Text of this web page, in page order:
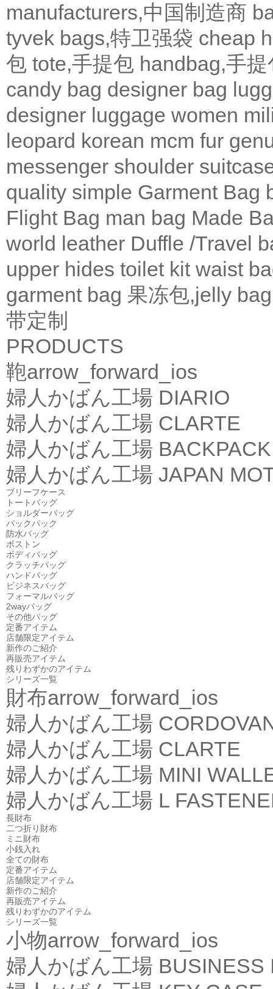
manufacturers,中国制造商
tyvek bags,特卫强袋 cheap
包 tote,手提包 handbag,手提
candy bag designer bag
designer luggage women
leopard korean mcm fur
messenger shoulder
quality simple Garment Bag
Flight Bag man bag Made
world leather Duffle /Travel
upper hides toilet kit waist
garment bag 果冻包,jelly bag
带定制
PRODUCTS
鞄arrow_forward_ios
婦人かばん工場 DIARIO
婦人かばん工場 CLARTE
婦人かばん工場 BACKPACK
婦人かばん工場 JAPAN
ブリーフケース
トートバッグ
ショルダーバッグ
バックパック
防水バッグ
ボストン
ボディバッグ
クラッチバッグ
ハンドバッグ
ビジネスバッグ
フォーマルバッグ
2wayバッグ
その他バッグ
定番アイテム
店舗限定アイテム
新作のご紹介
再販売アイテム
残りわずかのアイテム
シリーズ一覧
財布arrow_forward_ios
婦人かばん工場
婦人かばん工場 CLARTE
婦人かばん工場 MINI
婦人かばん工場 L
長財布
二つ折り財布
ミニ財布
小銭入れ
全ての財布
定番アイテム
店舗限定アイテム
新作のご紹介
再販売アイテム
残りわずかのアイテム
シリーズ一覧
小物arrow_forward_ios
婦人かばん工場 BUSINESS